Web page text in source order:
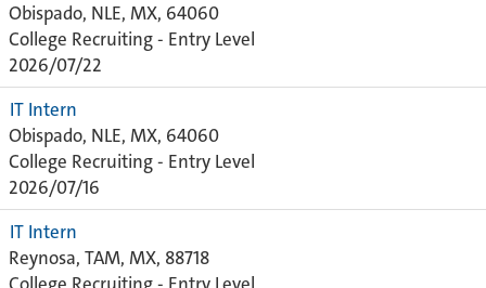
Obispado, NLE, MX, 64060
College Recruiting - Entry Level
2026/07/22
IT Intern
Obispado, NLE, MX, 64060
College Recruiting - Entry Level
2026/07/16
IT Intern
Reynosa, TAM, MX, 88718